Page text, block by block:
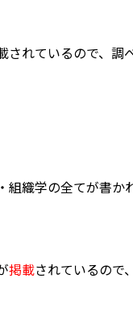
されているので、調
組織学の全てが書か
掲載されているので